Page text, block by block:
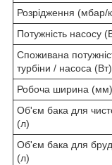
Розрідження (мбар/
Потужність насосу
Споживана
турбіни / насоса (Вт)
Робоча ширина (мм)
Об'єм бака для
(л)
Об'єм бака для
(л)